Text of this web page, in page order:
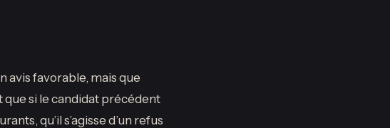
avis favorable, mais que
que si le candidat précédent
qu’il s’agisse d’un refus